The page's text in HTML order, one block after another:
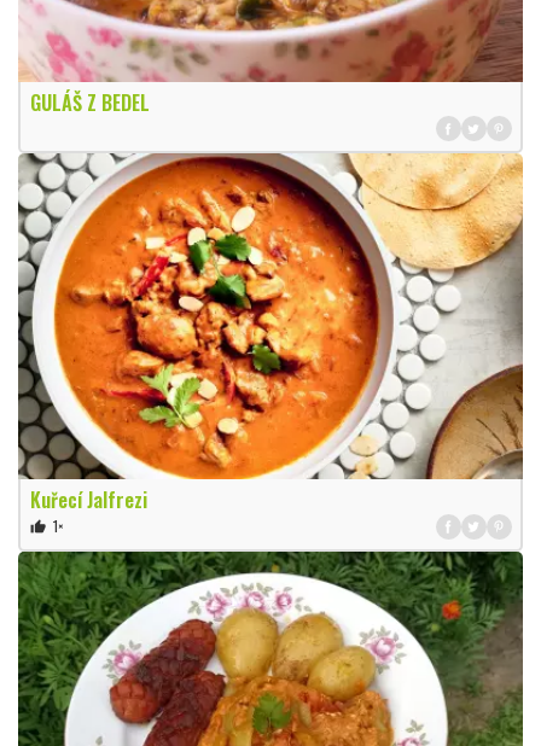
GULÁŠ Z BEDEL
Kuřecí Jalfrezi
thumb_up 1×